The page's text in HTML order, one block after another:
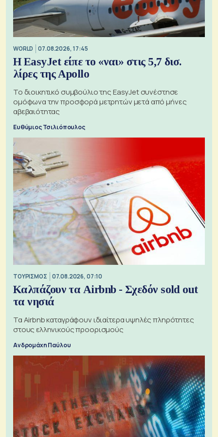
WORLD 07.08.2026, 17:45
Η EasyJet είπε το «ναι» στις 5,7 δισ.
λίρες της Apollo
Το διοικητικό συμβούλιο της EasyJet συνέστησε
ομόφωνα την προσφορά μετρητών μετά από μήνες
αβεβαιότητας
Ευθύμιος Τσιλιόπουλος
ΤΟΥΡΙΣΜΟΣ 07.08.2026, 07:10
Καλπάζουν τα Airbnb - Σχεδόν sold out
τα νησιά
Τα Airbnb καταγράφουν ιδιαίτερα υψηλές πληρότητες
στους ελληνικούς προορισμούς
Ανδρομάχη Παύλου